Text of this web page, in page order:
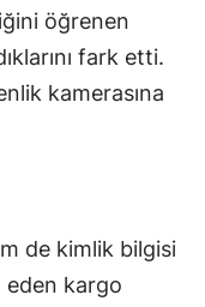
öğrenen
fark etti.
kamerasına
de kimlik bilgisi
eden kargo